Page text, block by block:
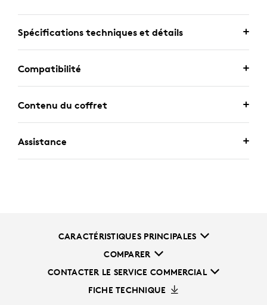
Spécifications techniques et détails
Compatibilité
Contenu du coffret
Assistance
CARACTÉRISTIQUES PRINCIPALES
COMPARER
CONTACTER LE SERVICE COMMERCIAL
FICHE TECHNIQUE